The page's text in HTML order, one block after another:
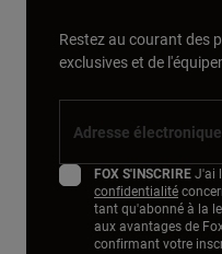
Restez au courant des
exclusives et de
FOX S'INSCRIREJ'ai
confidentialité
tant qu'abonné à la
aux avantages de
confirmant votre